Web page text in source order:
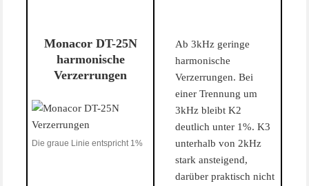
Monacor DT-25N
harmonische
Verzerrungen
Die graue Linie entspricht 1%
Ab 3kHz geringe
harmonische
Verzerrungen. Bei
einer Trennung um
3kHz bleibt K2
deutlich unter 1%. K3
unterhalb von 2kHz
stark ansteigend,
darüber praktisch nicht